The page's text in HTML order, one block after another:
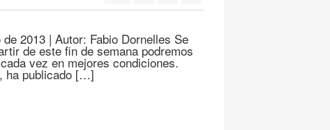
2013 | Autor: Fabio Dornelles Se
de este fin de semana podremos
vez en mejores condiciones.
ha publicado […]